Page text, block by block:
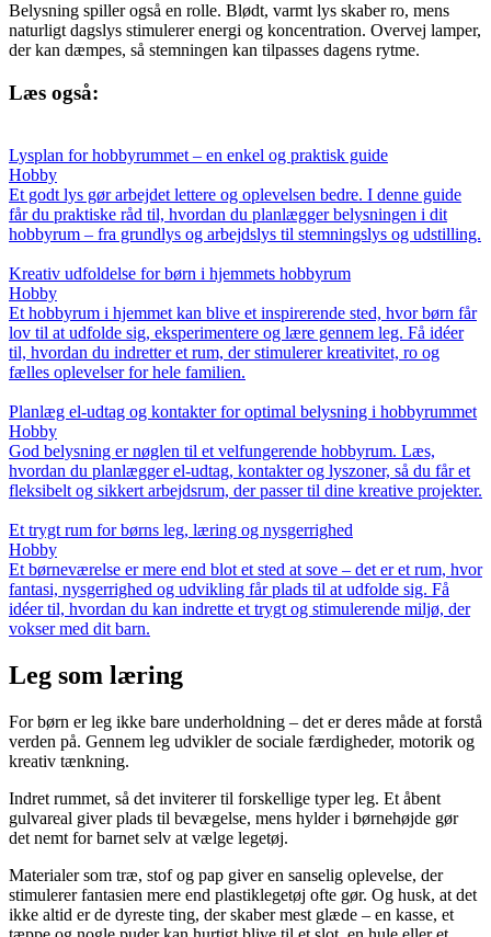
Belysning spiller også en rolle. Blødt, varmt lys skaber ro, mens
naturligt dagslys stimulerer energi og koncentration. Overvej lamper,
der kan dæmpes, så stemningen kan tilpasses dagens rytme.
Læs også:
Lysplan for hobbyrummet – en enkel og praktisk guide
Hobby
Et godt lys gør arbejdet lettere og oplevelsen bedre. I denne guide
får du praktiske råd til, hvordan du planlægger belysningen i dit
hobbyrum – fra grundlys og arbejdslys til stemningslys og udstilling.
Kreativ udfoldelse for børn i hjemmets hobbyrum
Hobby
Et hobbyrum i hjemmet kan blive et inspirerende sted, hvor børn får
lov til at udfolde sig, eksperimentere og lære gennem leg. Få idéer
til, hvordan du indretter et rum, der stimulerer kreativitet, ro og
fælles oplevelser for hele familien.
Planlæg el-udtag og kontakter for optimal belysning i hobbyrummet
Hobby
God belysning er nøglen til et velfungerende hobbyrum. Læs,
hvordan du planlægger el-udtag, kontakter og lyszoner, så du får et
fleksibelt og sikkert arbejdsrum, der passer til dine kreative projekter.
Et trygt rum for børns leg, læring og nysgerrighed
Hobby
Et børneværelse er mere end blot et sted at sove – det er et rum, hvor
fantasi, nysgerrighed og udvikling får plads til at udfolde sig. Få
idéer til, hvordan du kan indrette et trygt og stimulerende miljø, der
vokser med dit barn.
Leg som læring
For børn er leg ikke bare underholdning – det er deres måde at forstå
verden på. Gennem leg udvikler de sociale færdigheder, motorik og
kreativ tænkning.
Indret rummet, så det inviterer til forskellige typer leg. Et åbent
gulvareal giver plads til bevægelse, mens hylder i børnehøjde gør
det nemt for barnet selv at vælge legetøj.
Materialer som træ, stof og pap giver en sanselig oplevelse, der
stimulerer fantasien mere end plastiklegetøj ofte gør. Og husk, at det
ikke altid er de dyreste ting, der skaber mest glæde – en kasse, et